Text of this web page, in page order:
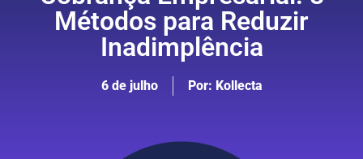
Métodos para Reduzir
Inadimplência
6 de julho Por: Kollecta